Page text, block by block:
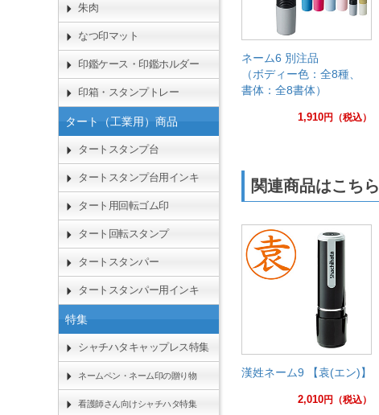
ネーム6 別注品
（ボディー色：全8種、
書体：全8書体）
1,910円 （税込）
関連商品はこちら
漢姓ネーム9 【袁(エン)】
2,010円 （税込）
朱肉
なつ印マット
印鑑ケース・印鑑ホルダー
印箱・スタンプトレー
タート（工業用）商品
タートスタンプ台
タートスタンプ台用インキ
タート用回転ゴム印
タート回転スタンプ
タートスタンパー
タートスタンパー用インキ
特集
シャチハタキャップレス特集
ネームペン・ネーム印の贈り物
看護師さん向けシャチハタ特集